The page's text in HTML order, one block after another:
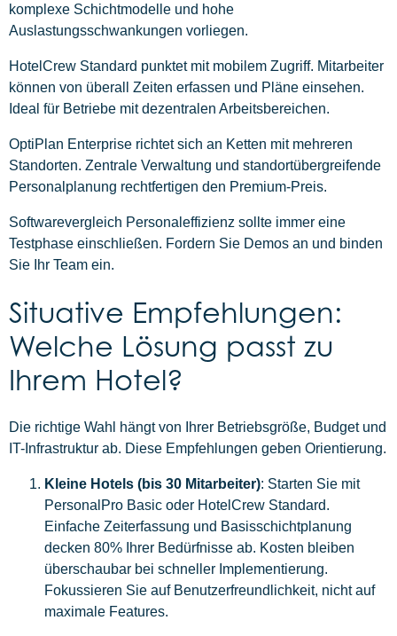
komplexe Schichtmodelle und hohe
Auslastungsschwankungen vorliegen.
HotelCrew Standard punktet mit mobilem Zugriff. Mitarbeiter
können von überall Zeiten erfassen und Pläne einsehen.
Ideal für Betriebe mit dezentralen Arbeitsbereichen.
OptiPlan Enterprise richtet sich an Ketten mit mehreren
Standorten. Zentrale Verwaltung und standortübergreifende
Personalplanung rechtfertigen den Premium-Preis.
Softwarevergleich Personaleffizienz sollte immer eine
Testphase einschließen. Fordern Sie Demos an und binden
Sie Ihr Team ein.
Situative Empfehlungen:
Welche Lösung passt zu
Ihrem Hotel?
Die richtige Wahl hängt von Ihrer Betriebsgröße, Budget und
IT-Infrastruktur ab. Diese Empfehlungen geben Orientierung.
Kleine Hotels (bis 30 Mitarbeiter): Starten Sie mit
PersonalPro Basic oder HotelCrew Standard.
Einfache Zeiterfassung und Basisschichtplanung
decken 80% Ihrer Bedürfnisse ab. Kosten bleiben
überschaubar bei schneller Implementierung.
Fokussieren Sie auf Benutzerfreundlichkeit, nicht auf
maximale Features.